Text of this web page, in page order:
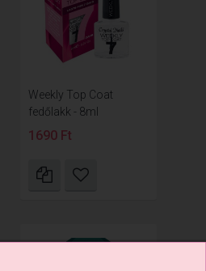
Weekly Top Coat
fedőlakk - 8ml
1690 Ft